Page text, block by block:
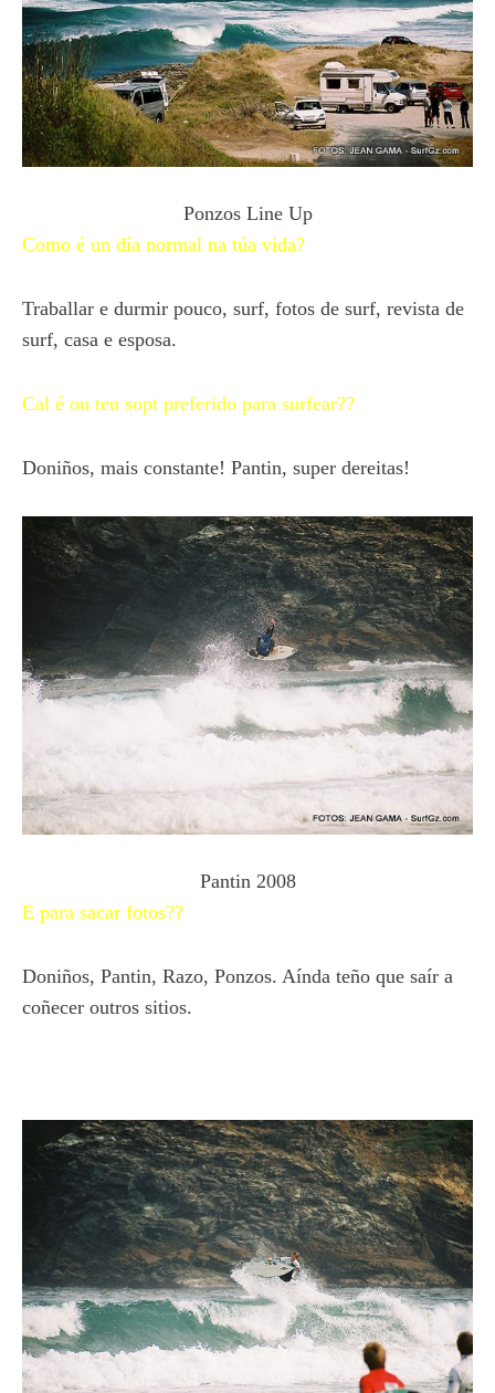
Ponzos Line Up
Como é un día normal na túa vida?
Traballar e durmir pouco, surf, fotos de surf, revista de
surf, casa e esposa.
Cal é ou teu sopt preferido para surfear??
Doniños, mais constante! Pantin, super dereitas!
Pantin 2008
E para sacar fotos??
Doniños, Pantin, Razo, Ponzos. Aínda teño que saír a
coñecer outros sitios.